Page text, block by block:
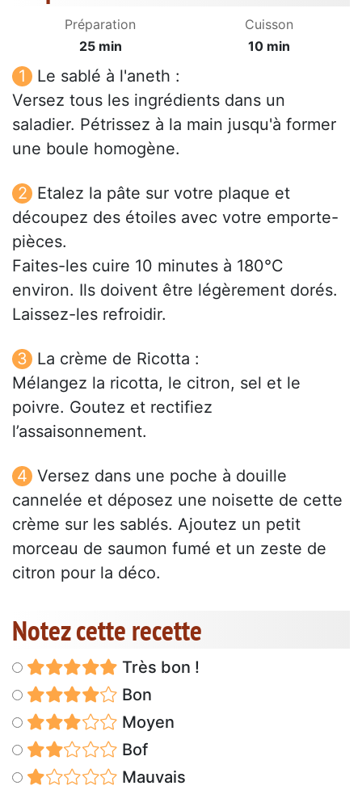
Préparation
25 min
Cuisson
10 min
Le sablé à l'aneth :
Versez tous les ingrédients dans un
saladier. Pétrissez à la main jusqu'à former
une boule homogène.
Etalez la pâte sur votre plaque et
découpez des étoiles avec votre emporte-
pièces.
Faites-les cuire 10 minutes à 180°C
environ. Ils doivent être légèrement dorés.
Laissez-les refroidir.
La crème de Ricotta :
Mélangez la ricotta, le citron, sel et le
poivre. Goutez et rectifiez
l’assaisonnement.
Versez dans une poche à douille
cannelée et déposez une noisette de cette
crème sur les sablés. Ajoutez un petit
morceau de saumon fumé et un zeste de
citron pour la déco.
Notez cette recette
Très bon !
Bon
Moyen
Bof
Mauvais